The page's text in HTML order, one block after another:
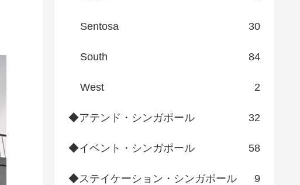
Sentosa 30
South 84
West 2
◆アテンド・シンガポール 32
◆イベント・シンガポール 58
◆ステイケーション・シンガポール 9